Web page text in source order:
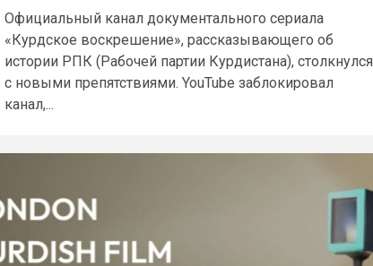
Официальный канал документального сериала
«Курдское воскрешение», рассказывающего об
истории РПК (Рабочей партии Курдистана), столкнулся
с новыми препятствиями. YouTube заблокировал
канал,...